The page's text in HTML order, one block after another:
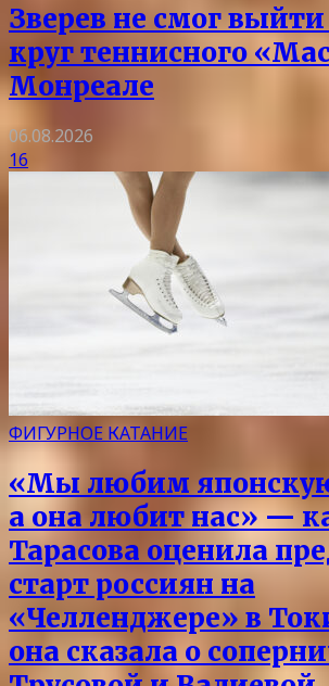
Зверев не смог
круг теннисного
Монреале
06.08.2026
16
ФИГУРНОЕ КАТАНИЕ
«Мы любим
а она любит нас» —
Тарасова оценила
старт россиян на
«Челленджере» в
она сказала о